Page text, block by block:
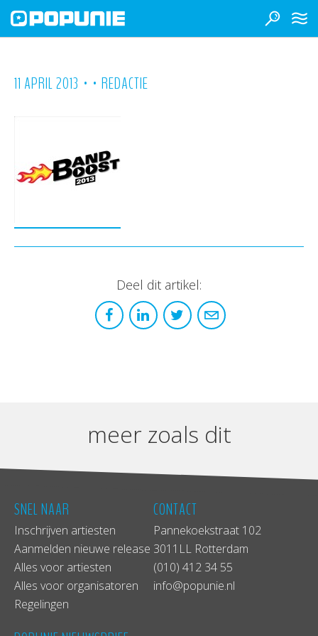
11 APRIL 2013 • • REDACTIE
Deel dit artikel:
meer zoals dit
SNEL NAAR
Inschrijven artiesten
Aanmelden nieuwe release
Alles voor artiesten
Alles voor organisatoren
Regelingen
CONTACT
Pannekoekstraat 102
3011LL Rotterdam
(010) 412 34 55
info@popunie.nl